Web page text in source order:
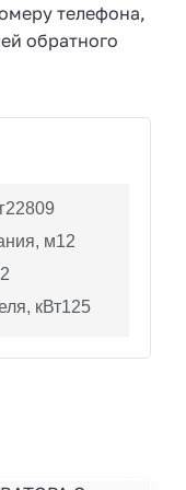
телефона,
обратного
22809
м12
кВт125